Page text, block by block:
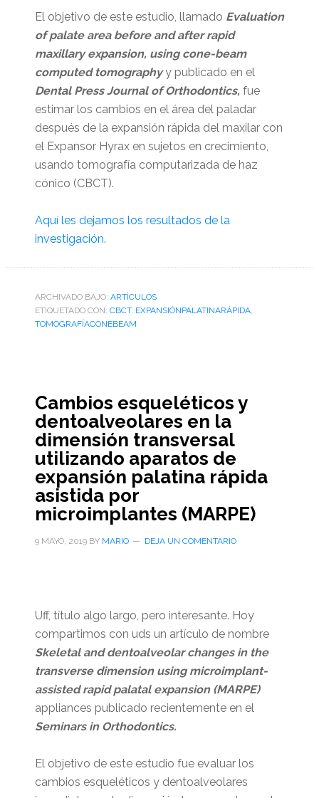
El objetivo de este estudio, llamado Evaluation
of palate area before and after rapid
maxillary expansion, using cone-beam
computed tomographyy publicado en el
Dental Press Journal of Orthodontics,fue
estimar los cambios en el área del paladar
después de la expansión rápida del maxilar con
el Expansor Hyrax en sujetos en crecimiento,
usando tomografía computarizada de haz
cónico (CBCT).
Aquí les dejamos los resultados de la
investigación.
ARCHIVADO BAJO: ARTÌCULOS
ETIQUETADO CON: CBCT, EXPANSIÓNPALATINARÁPIDA,
TOMOGRAFÍACONEBEAM
Cambios esqueléticos y
dentoalveolares en la
dimensión transversal
utilizando aparatos de
expansión palatina rápida
asistida por
microimplantes (MARPE)
9 MAYO, 2019BY MARIO DEJA UN COMENTARIO
Uff, título algo largo, pero interesante. Hoy
compartimos con uds un artículo de nombre
Skeletal and dentoalveolar changes in the
transverse dimension using microimplant-
assisted rapid palatal expansion (MARPE)
appliances publicado recientemente en el
Seminars in Orthodontics.
El objetivo de este estudio fue evaluar los
cambios esqueléticos y dentoalveolares